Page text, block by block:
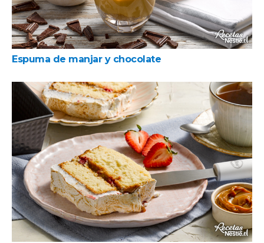
Espuma de manjar y chocolate